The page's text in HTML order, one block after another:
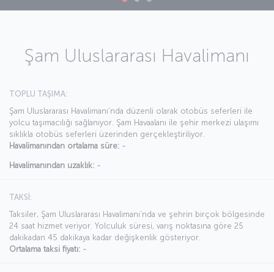
Şam Uluslararası Havalimanı
TOPLU TAŞIMA:
Şam Uluslararası Havalimanı’nda düzenli olarak otobüs seferleri ile
yolcu taşımacılığı sağlanıyor. Şam Havaalanı ile şehir merkezi ulaşımı
sıklıkla otobüs seferleri üzerinden gerçekleştiriliyor.
Havalimanından ortalama süre: -
Havalimanından uzaklık: -
TAKSİ:
Taksiler, Şam Uluslararası Havalimanı’nda ve şehrin birçok bölgesinde
24 saat hizmet veriyor. Yolculuk süresi, varış noktasına göre 25
dakikadan 45 dakikaya kadar değişkenlik gösteriyor.
Ortalama taksi fiyatı: -